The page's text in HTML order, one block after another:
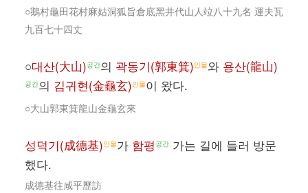
○鵝村龜田花村麻姑洞狐旨倉底黑井代山人竝八十九名 運夫瓦
九百七十四丈
○대산(大山)공간의 곽동기(郭東箕)인물와 용산(龍山)
공간의 김귀현(金龜玄)인물이 왔다.
○大山郭東箕龍山金龜玄來
성덕기(成德基)인물가 함평 공간 가는 길에 들러 방문
했다.
成德基往咸平歷訪